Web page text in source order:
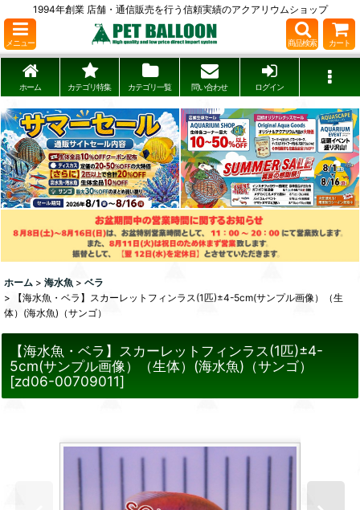
1994年創業 店舗・通信販売を行う信頼実績のアクアリウムショップ
メニュー 商品検索 カート
ホーム カテゴリ特集 カテゴリ一覧 問い合わせ ログイン
ホーム > 海水魚 > ベラ
>
【海水魚・ベラ】スカーレットフィンラス(1匹)±4-5cm(サンプル画像）（生
体）(海水魚)（サンゴ）
【海水魚・ベラ】スカーレットフィンラス(1匹)±4-
5cm(サンプル画像）（生体）(海水魚)（サンゴ）
[zd06-00709011]